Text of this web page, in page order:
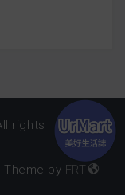
rights
Theme by FRT